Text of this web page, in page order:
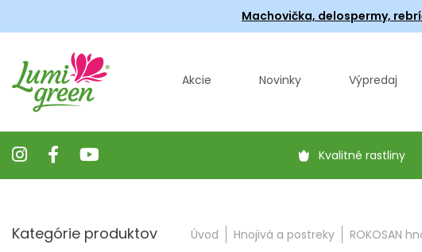
Machovička, delospermy,
Akcie Novinky Výpredaj
Kvalitné rastliny
Úvod Hnojivá a postreky ROKOSAN
Kategórie produktov